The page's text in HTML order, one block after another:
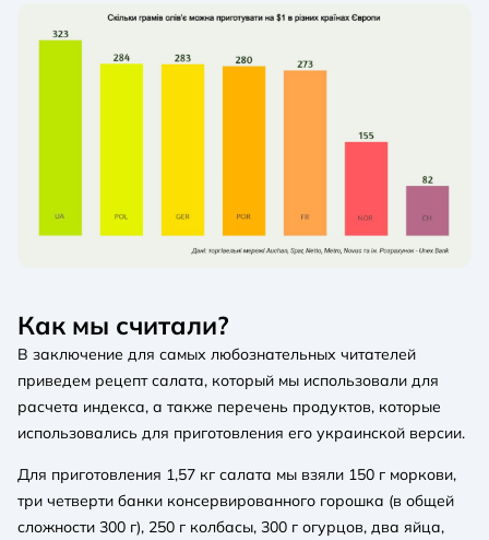
Как мы считали?
В заключение для самых любознательных читателей
приведем рецепт салата, который мы использовали для
расчета индекса, а также перечень продуктов, которые
использовались для приготовления его украинской версии.
Для приготовления 1,57 кг салата мы взяли 150 г моркови,
три четверти банки консервированного горошка (в общей
сложности 300 г), 250 г колбасы, 300 г огурцов, два яйца,